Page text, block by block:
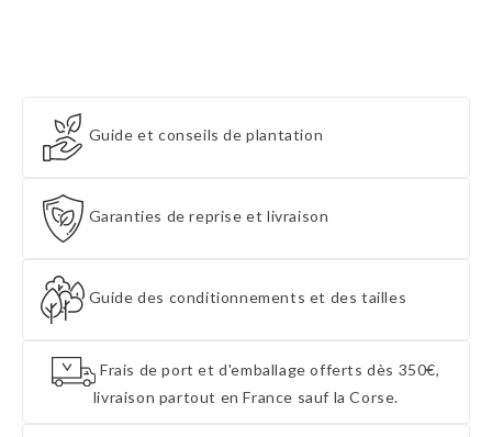
Guide et conseils de plantation
Garanties de reprise et livraison
Guide des conditionnements et des tailles
Frais de port et d'emballage offerts dès 350€,
livraison partout en France sauf la Corse.